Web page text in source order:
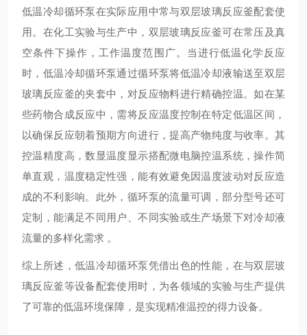
低温冷却循环泵在实际应用中常与双层玻璃反应釜配套使
用。在化工实验与生产中，双层玻璃反应釜可在常压及真
空条件下操作，工作温度范围广。当进行低温化学反应
时，低温冷却循环泵通过循环泵将低温冷却液输送至双层
玻璃反应釜的夹套中，对反应物料进行精确控温。如在某
些药物合成反应中，需将反应温度控制在特定低温区间，
以确保反应朝着预期方向进行，提高产物纯度与收率。其
控温精度高，数显温度显示搭配微电脑控温系统，操作简
单直观，温度稳定性强，能有效避免因温度波动对反应造
成的不利影响。此外，循环泵的流量可调，部分型号还可
定制，能满足不同用户、不同实验或生产场景下对冷却液
流量的多样化需求 。
综上所述，低温冷却循环泵凭借出色的性能，在与双层玻
璃反应釜等设备配套使用时，为各领域的实验与生产提供
了可靠的低温环境保障，是实现精准温控的得力设备。